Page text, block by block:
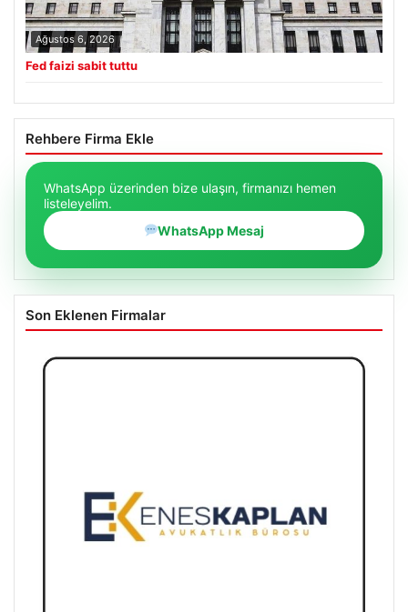
Ağustos 6, 2026
Fed faizi sabit tuttu
Rehbere Firma Ekle
WhatsApp üzerinden bize ulaşın, firmanızı hemen
listeleyelim.
WhatsApp Mesaj
Son Eklenen Firmalar